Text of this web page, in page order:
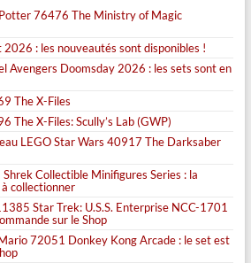
76476 The Ministry of Magic
2026 : les nouveautés sont disponibles !
Avengers Doomsday 2026 : les sets sont en
The X-Files
The X-Files: Scully’s Lab (GWP)
LEGO Star Wars 40917 The Darksaber
Collectible Minifigures Series : la
collectionner
Star Trek: U.S.S. Enterprise NCC-1701
sur le Shop
72051 Donkey Kong Arcade : le set est